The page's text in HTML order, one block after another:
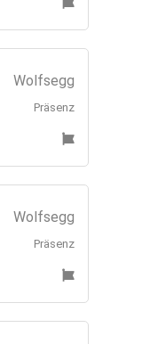
Wolfsegg
Präsenz
Wolfsegg
Präsenz